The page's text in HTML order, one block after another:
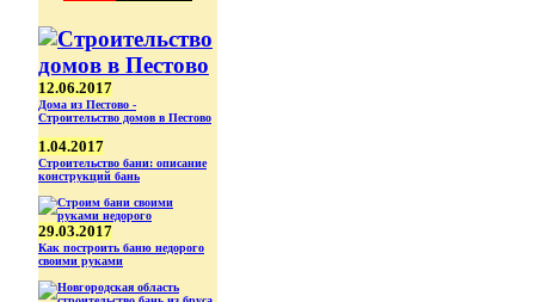
12.06.2017
Дома из Пестово -
Строительство домов в Пестово
1.04.2017
Строительство бани: описание
конструкций бань
29.03.2017
Как построить баню недорого
своими руками